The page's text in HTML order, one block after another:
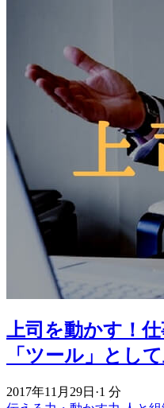
上司を動かす！
「ツール」とし
2017年11月29日 ·1 分